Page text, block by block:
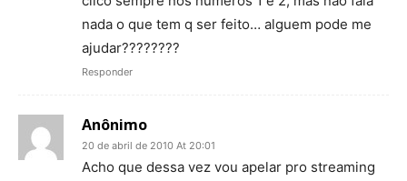
nada o que tem q ser feito… alguem pode me
ajudar????????
Responder
Anônimo
20 de abril de 2010 At 20:01
Acho que dessa vez vou apelar pro streaming